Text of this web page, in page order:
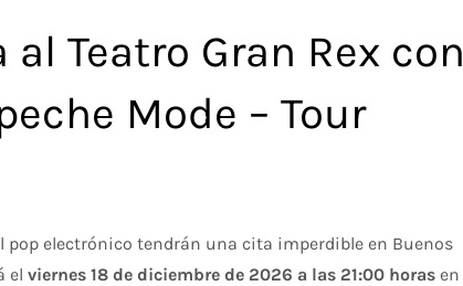
Teatro Gran Rex con
Mode – Tour
pop electrónico tendrán una cita imperdible en Buenos
elviernes 18 de diciembre de 2026 a las 21:00 horas en